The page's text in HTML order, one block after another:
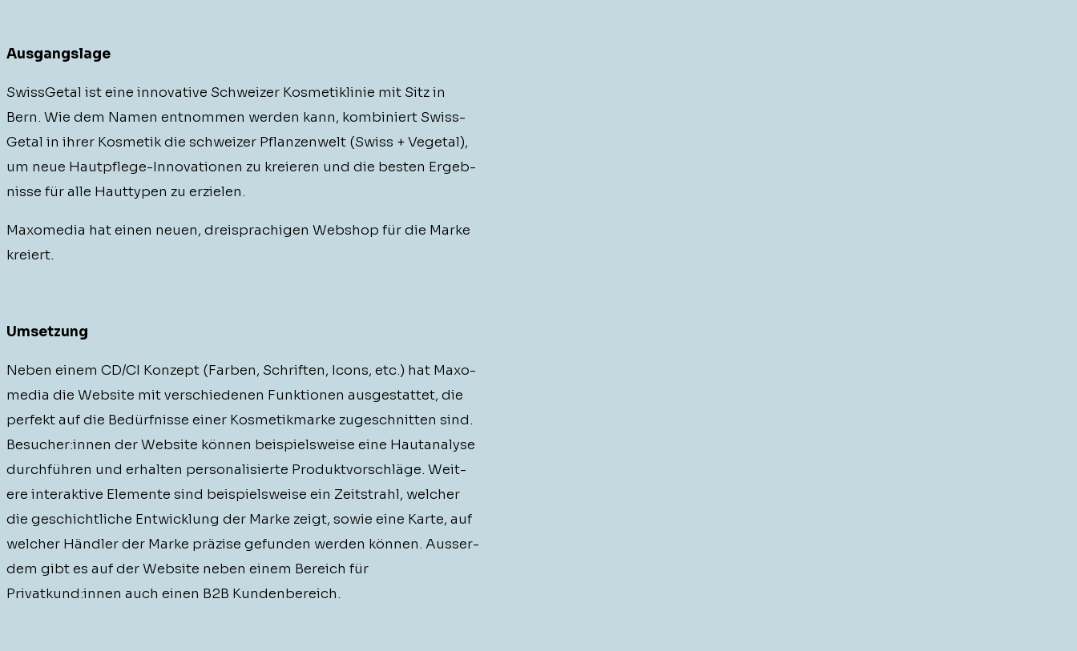
Aus­gangslage
Swiss­Ge­tal ist eine inno­v­a­tive Schweiz­er Kos­metik­lin­ie mit Sitz in
Bern. Wie dem Namen ent­nom­men wer­den kann, kom­biniert Swiss­
Ge­tal in ihrer Kos­metik die schweiz­er Pflanzen­welt (Swiss + Veg­e­tal),
um neue Hautpflege-Inno­va­tio­nen zu kreieren und die besten Ergeb­
nisse für alle Haut­typen zu erzielen.
Max­o­me­dia hat einen neuen, dreis­prachi­gen Web­shop für die Marke
kreiert.
Umset­zung
Neben einem CD/CI Konzept (Far­ben, Schriften, Icons, etc.) hat Max­o­
me­dia die Web­site mit ver­schiede­nen Funk­tio­nen aus­ges­tat­tet, die
per­fekt auf die Bedürfnisse ein­er Kos­metik­marke zugeschnit­ten sind.
Besucher:innen der Web­site kön­nen beispiel­sweise eine Hau­t­analyse
durch­führen und erhal­ten per­son­al­isierte Pro­duk­tvorschläge. Weit­
ere inter­ak­tive Ele­mente sind beispiel­sweise ein Zeit­strahl, welch­er
die geschichtliche Entwick­lung der Marke zeigt, sowie eine Karte, auf
welch­er Händler der Marke präzise gefun­den wer­den kön­nen. Ausser­
dem gibt es auf der Web­site neben einem Bere­ich für
Privatkund:innen auch einen B2B Kundenbereich.